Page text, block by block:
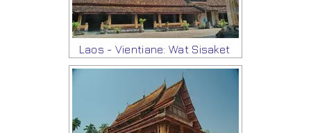
Laos - Vientiane: Wat Sisaket